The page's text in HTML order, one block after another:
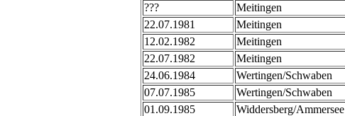
???
Meitingen
22.07.1981
Meitingen
12.02.1982
Meitingen
22.07.1982
Meitingen
24.06.1984
Wertingen/Schwaben
07.07.1985
Wertingen/Schwaben
01.09.1985
Widdersberg/Ammersee